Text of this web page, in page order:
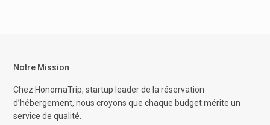
Notre Mission
Chez HonomaTrip, startup leader de la réservation
d’hébergement, nous croyons que chaque budget mérite un
service de qualité.